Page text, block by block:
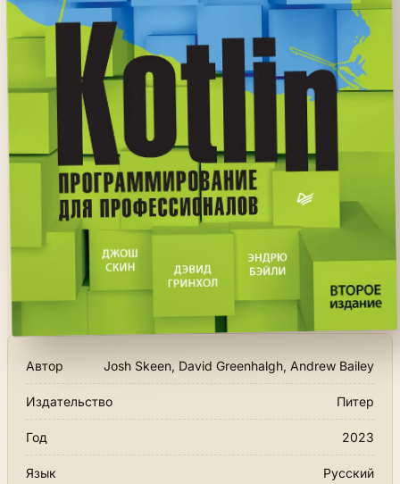
Автор Josh Skeen, David Greenhalgh, Andrew Bailey
Издательство Питер
Год 2023
Язык Русский